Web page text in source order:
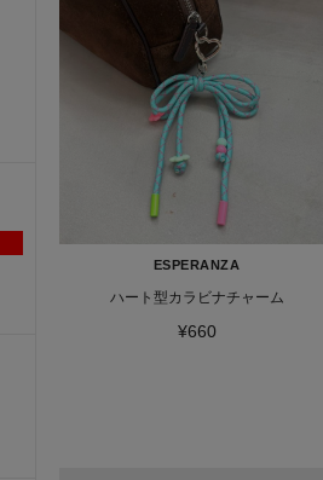
ESPERANZA
ハート型カラビナチャーム
¥660